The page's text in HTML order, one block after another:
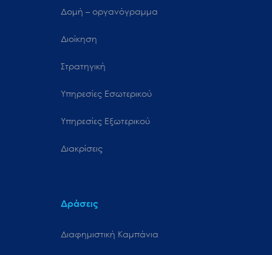
Δομή – οργανόγραμμα
Διοίκηση
Στρατηγική
Υπηρεσίες Εσωτερικού
Υπηρεσίες Εξωτερικού
Διακρίσεις
Δράσεις
Διαφημιστική Καμπάνια